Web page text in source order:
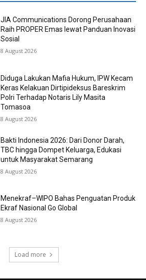
JIA Communications Dorong Perusahaan
Raih PROPER Emas lewat Panduan Inovasi
Sosial
8 August 2026
Diduga Lakukan Mafia Hukum, IPW Kecam
Keras Kelakuan Dirtipideksus Bareskrim
Polri Terhadap Notaris Lily Masita
Tomasoa
8 August 2026
Bakti Indonesia 2026: Dari Donor Darah,
TBC hingga Dompet Keluarga, Edukasi
untuk Masyarakat Semarang
8 August 2026
Menekraf–WIPO Bahas Penguatan Produk
Ekraf Nasional Go Global
8 August 2026
Load more